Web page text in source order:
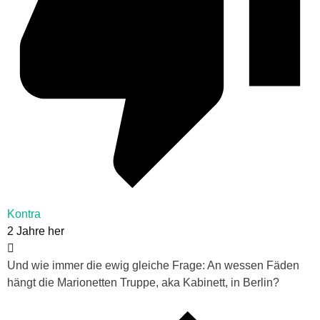
Kontra
2 Jahre her
Und wie immer die ewig gleiche Frage: An wessen Fäden
hängt die Marionetten Truppe, aka Kabinett, in Berlin?